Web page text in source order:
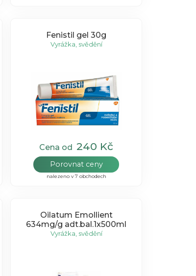
Fenistil gel 30g
Vyrážka, svědění
Cena od 240 Kč
Porovnat ceny
nalezeno v 7 obchodech
Oilatum Emollient
634mg/g adt.bal.1x500ml
Vyrážka, svědění